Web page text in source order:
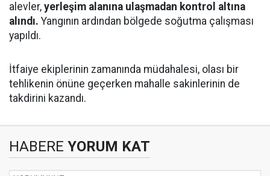
alevler, yerleşim alanına ulaşmadan kontrol altına
alındı. Yangının ardından bölgede soğutma çalışması
yapıldı.
İtfaiye ekiplerinin zamanında müdahalesi, olası bir
tehlikenin önüne geçerken mahalle sakinlerinin de
takdirini kazandı.
HABERE YORUM KAT